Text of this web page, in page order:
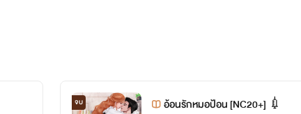
จบ อ้อนรักหมอป้อน [NC20+] 💉